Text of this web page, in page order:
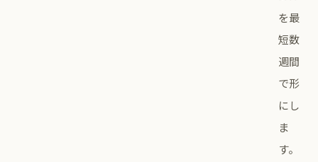
を最
短数
週間
で形
にし
ま
す。